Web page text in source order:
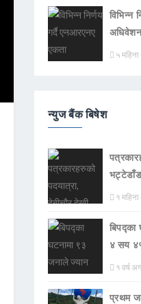
विभिन्न
५
न्युज बैंक बिषेश
१
बिपद्का
४ सय
१ वर्ष
प्रथम